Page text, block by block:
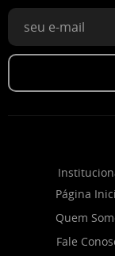
Página
Quem
Fale